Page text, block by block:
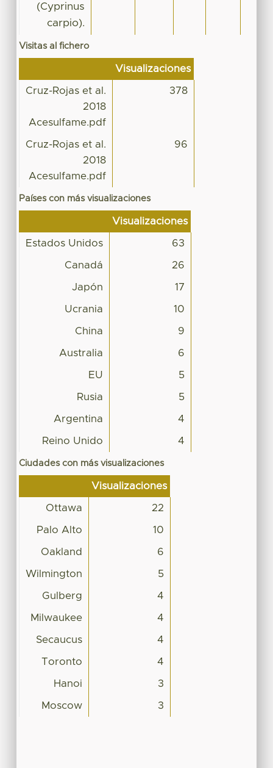
(Cyprinus
carpio).
Visitas al fichero
Visualizaciones
Cruz-Rojas et al.
2018
Acesulfame.pdf
378
Cruz-Rojas et al.
2018
Acesulfame.pdf
96
Países con más visualizaciones
Visualizaciones
Estados Unidos 63
Canadá 26
Japón 17
Ucrania 10
China 9
Australia 6
EU 5
Rusia 5
Argentina 4
Reino Unido 4
Ciudades con más visualizaciones
Visualizaciones
Ottawa 22
Palo Alto 10
Oakland 6
Wilmington 5
Gulberg 4
Milwaukee 4
Secaucus 4
Toronto 4
Hanoi 3
Moscow 3